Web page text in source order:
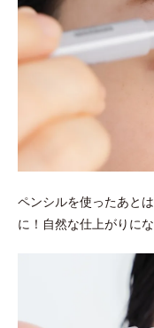
ペンシルを使ったあと
に！自然な仕上がりにな